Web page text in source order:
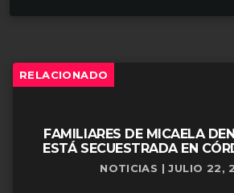
RELACIONADO
FAMILIARES DE MICAELA
ESTÁ SECUESTRADA EN
NOTICIAS | JULIO 22,